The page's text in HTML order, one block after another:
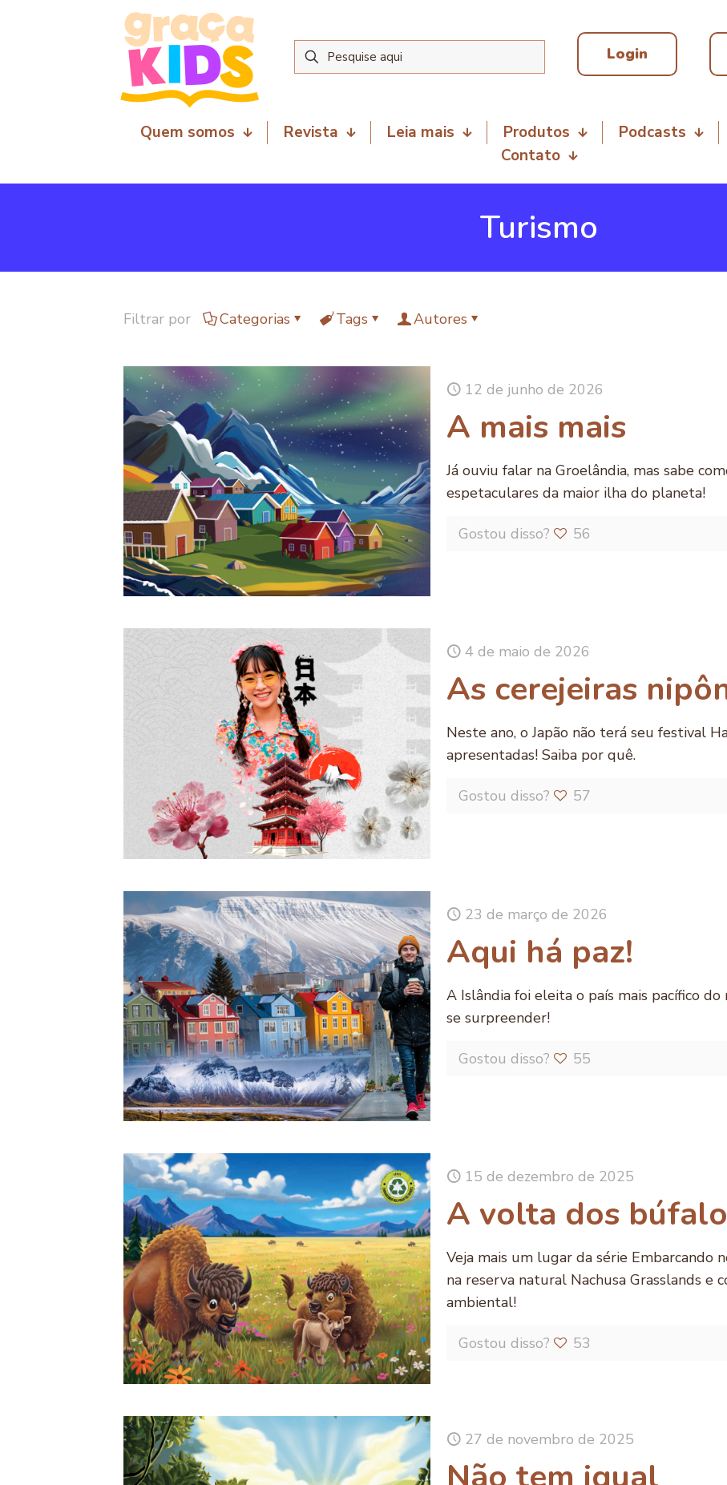
Login
Quem somos Revista Leia mais Produtos Podcasts
Contato
Turismo
Filtrar por Categorias Tags Autores
12 de junho de 2026
A mais mais
Já ouviu falar na Groelândia, mas sabe
espetaculares da maior ilha do planeta!
Gostou disso? 56
4 de maio de 2026
As cerejeiras
Neste ano, o Japão não terá seu festival
apresentadas! Saiba por quê.
Gostou disso? 57
23 de março de 2026
Aqui há paz!
A Islândia foi eleita o país mais pacífico
se surpreender!
Gostou disso? 55
15 de dezembro de 2025
A volta dos
Veja mais um lugar da série Embarcando
na reserva natural Nachusa Grasslands e
ambiental!
Gostou disso? 53
27 de novembro de 2025